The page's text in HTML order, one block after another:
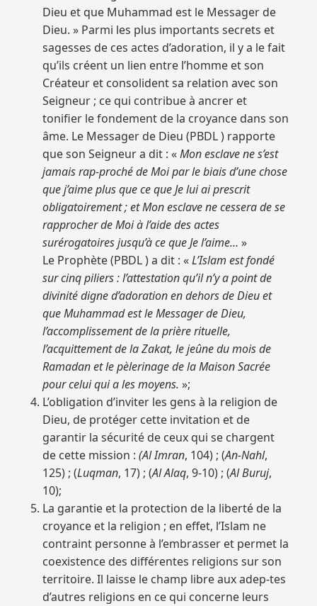
Dieu et que Muhammad est le Messager de
Dieu. » Parmi les plus importants secrets et
sagesses de ces actes d’adoration, il y a le fait
qu’ils créent un lien entre l’homme et son
Créateur et consolident sa relation avec son
Seigneur ; ce qui contribue à ancrer et
tonifier le fondement de la croyance dans son
âme. Le Messager de Dieu (PBDL ) rapporte
que son Seigneur a dit : «Mon esclave ne s’est
jamais rap-proché de Moi par le biais d’une chose
que j’aime plus que ce que Je lui ai prescrit
obligatoirement ; et Mon esclave ne cessera de se
rapprocher de Moi à l’aide des actes
surérogatoires jusqu’à ce que Je l’aime… »
Le Prophète (PBDL ) a dit : «L’Islam est fondé
sur cinq piliers : l’attestation qu’il n’y a point de
divinité digne d’adoration en dehors de Dieu et
que Muhammad est le Messager de Dieu,
l’accomplissement de la prière rituelle,
l’acquittement de laZakat, le jeûne du mois de
Ramadan et le pèlerinage de la Maison Sacrée
pour celui qui a les moyens. »;
L’obligation d’inviter les gens à la religion de
Dieu, de protéger cette invitation et de
garantir la sécurité de ceux qui se chargent
de cette mission : (Al Imran, 104) ; (An-Nahl,
125) ; (Luqman, 17) ; (Al Alaq, 9-10) ; (Al Buruj,
10);
La garantie et la protection de la liberté de la
croyance et la religion ; en effet, l’Islam ne
contraint personne à l’embrasser et permet la
coexistence des différentes religions sur son
territoire. Il laisse le champ libre aux adep-tes
d’autres religions en ce qui concerne leurs